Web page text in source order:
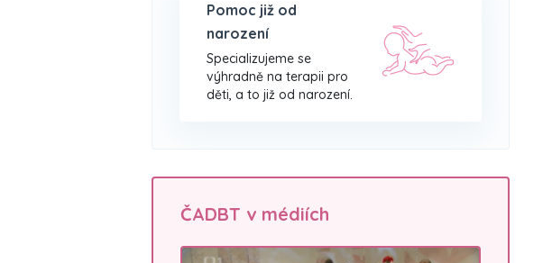
Pomoc již od
narození
Specializujeme se
výhradně na terapii pro
děti, a to již od narození.
ČADBT v médiích